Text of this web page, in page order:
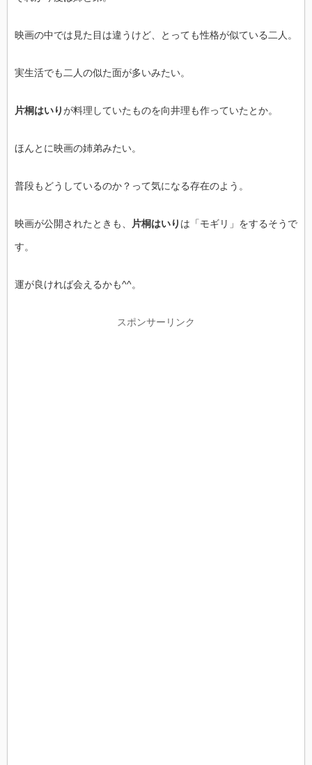
映画の中では見た目は違うけど、とっても性格が似ている二人。
実生活でも二人の似た面が多いみたい。
片桐はいりが料理していたものを向井理も作っていたとか。
ほんとに映画の姉弟みたい。
普段もどうしているのか？って気になる存在のよう。
映画が公開されたときも、 片桐はいり は「モギリ」をするそうで
す。
運が良ければ会えるかも^^。
スポンサーリンク